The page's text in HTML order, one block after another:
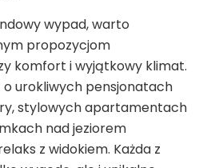
wypad, warto
propozycjom
komfort i wyjątkowy klimat.
urokliwych pensjonatach
stylowych apartamentach
nad jeziorem
z widokiem. Każda z